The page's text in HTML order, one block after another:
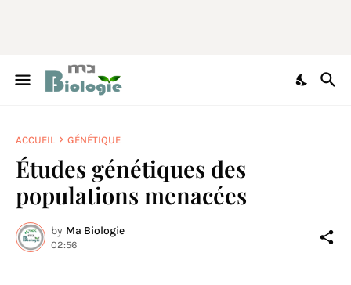
ACCUEIL GÉNÉTIQUE
Études génétiques des
populations menacées
by Ma Biologie
02:56